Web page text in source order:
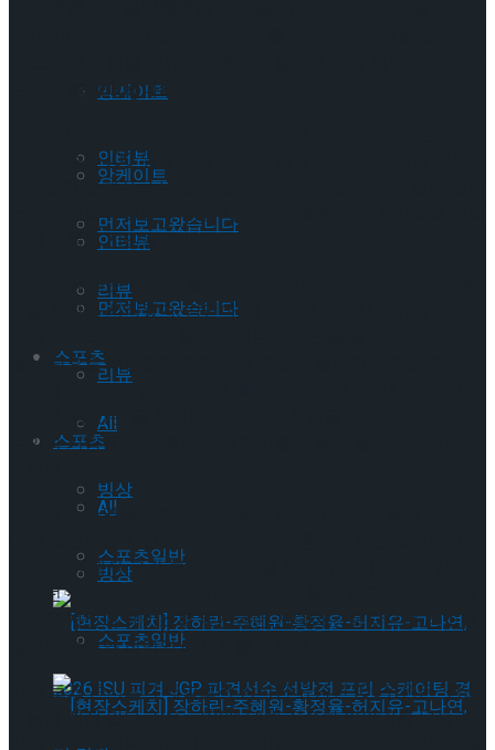
앙케이트
인터뷰
먼저보고왔습니다
리뷰
스포츠
All
빙상
스포츠일반
Trending Tags
앙케이트
인터뷰
먼저보고왔습니다
리뷰
스포츠
All
빙상
스포츠일반
는 취지로 기획됐다.
리고 유승민 IOC 위원이 패널로서, 강원 2024 홍보대사 배우
박재민이 진행자로 나선 이번 토크 콘서트는 미래와 진로 선택
등 청소년들의 고민에 대한 사연 접수를 통해 참가자들을 선발
하여 소통의 시간을 가졌다.
첫 번째 세션은 레전드 올림피언 3인이 자신의 청소년기 경험
담을 전하며 시작됐다. 김연아, 윤성빈 홍보대사와 유승민 위
을 바탕으로 레전드가 되기까지 겪었던 솔직한 감정을 전하며
참가자들의 공감을 끌어냈다. 특히 윤성빈 홍보대사는 키워드
중 ‘자신감 있는’을 선택해, 스스로 자신감을 가져야 경기에서
본인의 기량을 맘껏 뽐내고 경험치를 더욱 쌓을 수 있다고 조
참가자의 사연을 바탕으로 각 올림피언이 청소년들의 고민에
는 큰 무대에서 그간 쏟았던 노력을 최고의 연기로 선보일 수
있었던 선수로서의 도전정신과 노하우를 전했으며, 묵묵하게
꾸준히 자신의 페이스를 유지했던 진솔한 경험담으로 청소년
들에게 격려와 희망의 메시지를 전했다.
이번 토크 콘서트의 패널로서 참석한 유승민 IOC위원은 “청소
년들을 직접 만나고, 또 고민에 대해 진솔한 이야기를 나눌 수
있어 매우 뜻깊은 시간이었으며 이번 토크 콘서트가 꿈나무들